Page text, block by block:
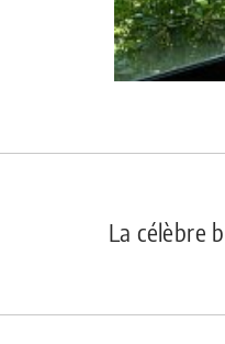
La célèbre